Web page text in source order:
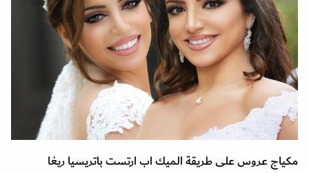
مكياج عروس على طريقة الميك اب ارتست باتريسيا ريغا